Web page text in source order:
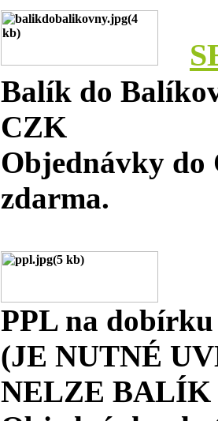
Balík do
CZK
Objednávky do
zdarma.
PPL na
(JE NUTNÉ
NELZE BALÍK